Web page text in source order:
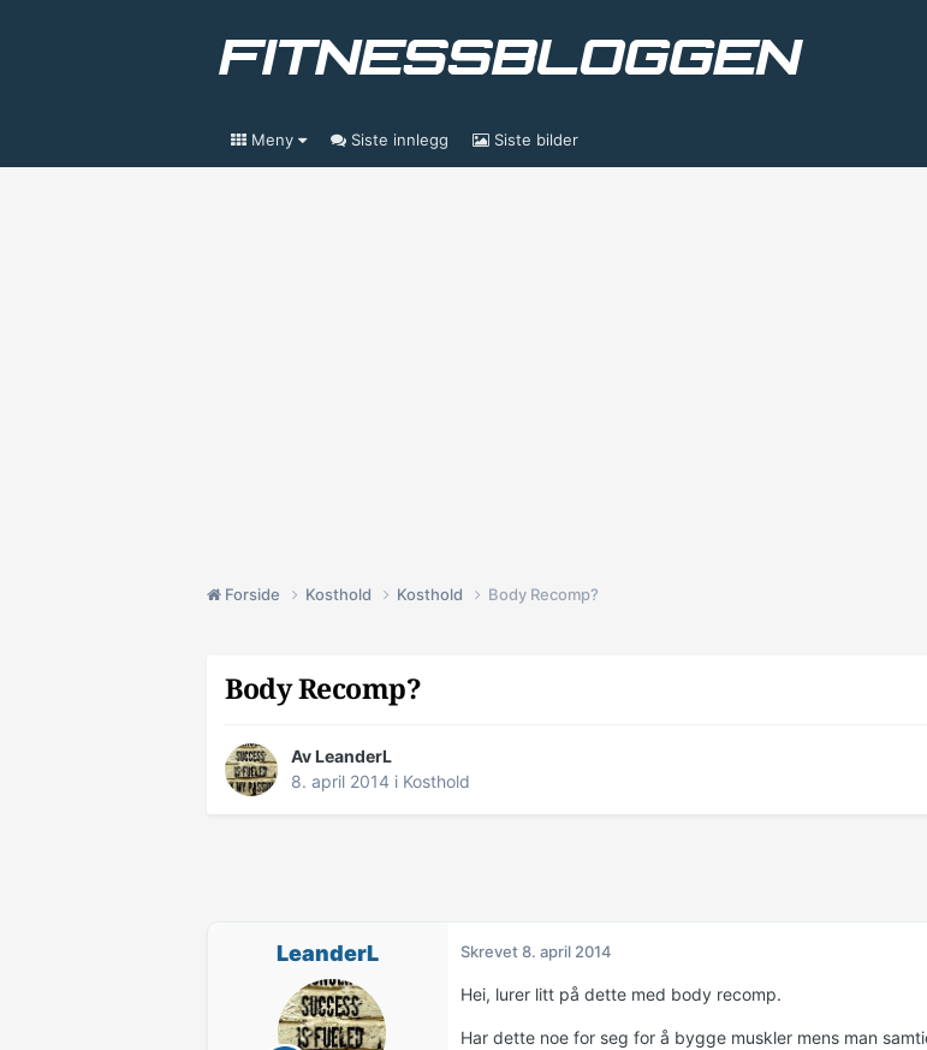
Meny Siste innlegg Siste bilder
Forside Kosthold Kosthold Body Recomp?
Body Recomp?
AvLeanderL
8. april 2014 i Kosthold
LeanderL Skrevet8. april 2014
Hei, lurer litt på dette med body recomp.
Har dette noe for seg for å bygge muskler mens man